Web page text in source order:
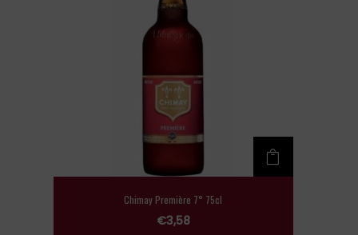
Chimay Première 7° 75cl
€3,58